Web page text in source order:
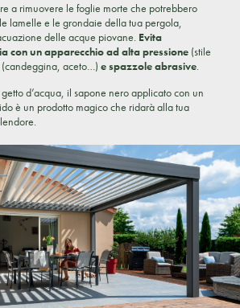
a rimuovere le foglie morte che potrebbero
lamelle e le grondaie della tua pergola,
delle acque piovane. Evita
con un apparecchio ad alta pressione(stile
aceto…) e spazzole abrasive.
d’acqua, il sapone nero applicato con un
è un prodotto magico che ridarà alla tua